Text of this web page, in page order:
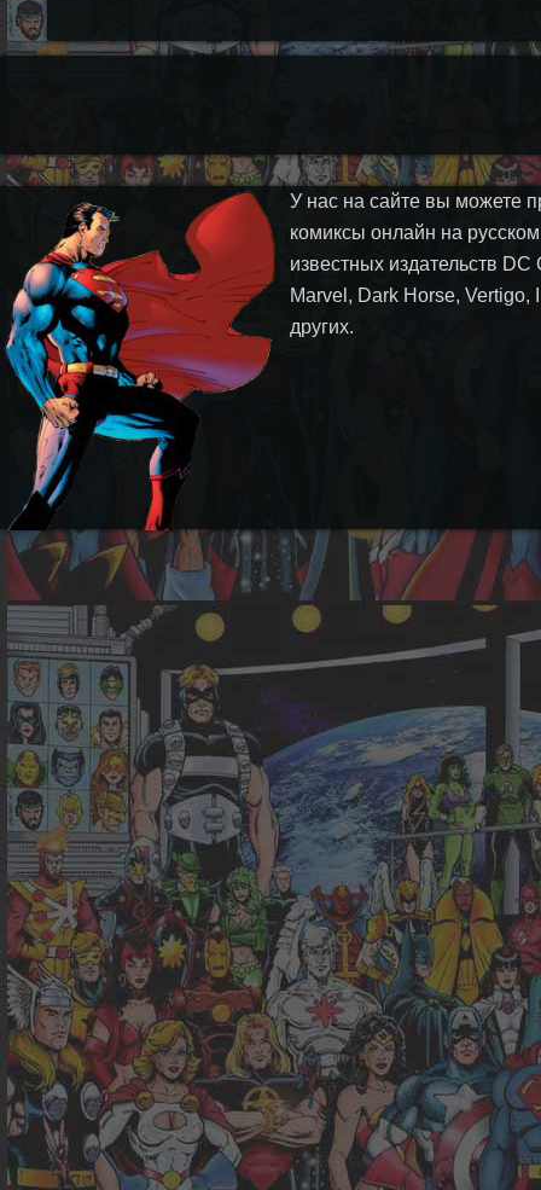
У нас на сайте вы можете
комиксы онлайн на
известных издательств DC
Marvel, Dark Horse, Vertigo,
других.